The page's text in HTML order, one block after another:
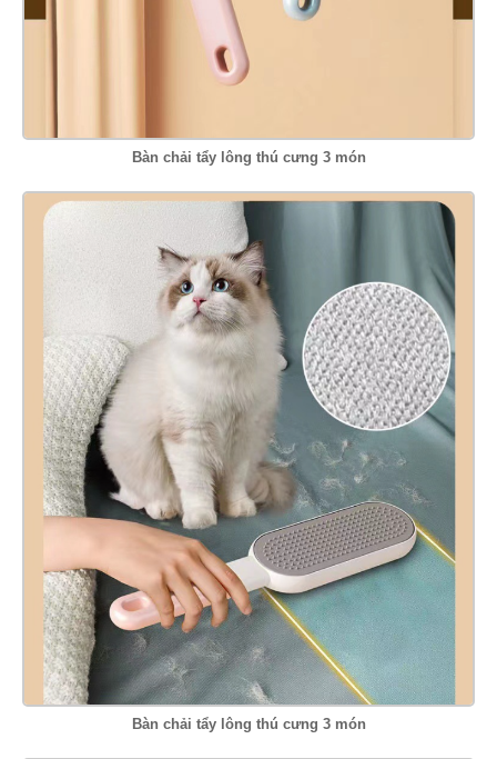
Bàn chải tẩy lông thú cưng 3 món
Bàn chải tẩy lông thú cưng 3 món